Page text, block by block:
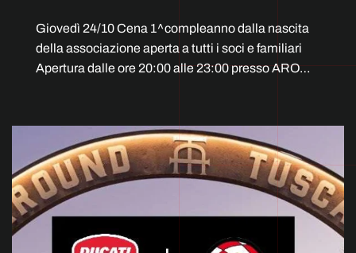
Giovedì 24/10 Cena 1^compleanno dalla nascita
della associazione aperta a tutti i soci e familiari
Apertura dalle ore 20:00 alle 23:00 presso ARO…